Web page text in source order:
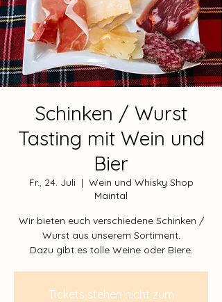
Schinken / Wurst
Tasting mit Wein und
Bier
Fr., 24. Juli
  |
Wein und Whisky Shop
Maintal
Wir bieten euch verschiedene Schinken /
Wurst aus unserem Sortiment.
Tickets stehen nicht zum